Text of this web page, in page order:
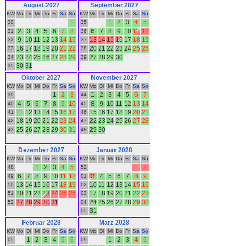
August 2027
KW Mo Di Mi Do Fr Sa So
30
1
31 2 3 4 5 6 7 8
32 9 10 11 12 13 14 15
33 16 17 18 19 20 21 22
34 23 24 25 26 27 28 29
35 30 31
September 2027
KW Mo Di Mi Do Fr Sa So
35
1 2 3 4 5
36 6 7 8 9 10 11 12
37 13 14 15 16 17 18 19
38 20 21 22 23 24 25 26
39 27 28 29 30
Oktober 2027
KW Mo Di Mi Do Fr Sa So
39
1 2 3
40 4 5 6 7 8 9 10
41 11 12 13 14 15 16 17
42 18 19 20 21 22 23 24
43 25 26 27 28 29 30 31
November 2027
KW Mo Di Mi Do Fr Sa So
44
1 2 3 4 5 6 7
45 8 9 10 11 12 13 14
46 15 16 17 18 19 20 21
47 22 23 24 25 26 27 28
48 29 30
Dezember 2027
KW Mo Di Mi Do Fr Sa So
48
1 2 3 4 5
49 6 7 8 9 10 11 12
50 13 14 15 16 17 18 19
51 20 21 22 23 24 25 26
52 27 28 29 30 31
Januar 2028
KW Mo Di Mi Do Fr Sa So
52
1 2
01 3 4 5 6 7 8 9
02 10 11 12 13 14 15 16
03 17 18 19 20 21 22 23
04 24 25 26 27 28 29 30
05 31
Februar 2028
KW Mo Di Mi Do Fr Sa So
05
1 2 3 4 5 6
März 2028
KW Mo Di Mi Do Fr Sa So
09
1 2 3 4 5